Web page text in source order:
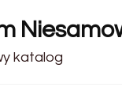
katalog